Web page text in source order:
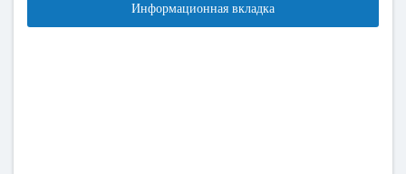
Информационная вкладка